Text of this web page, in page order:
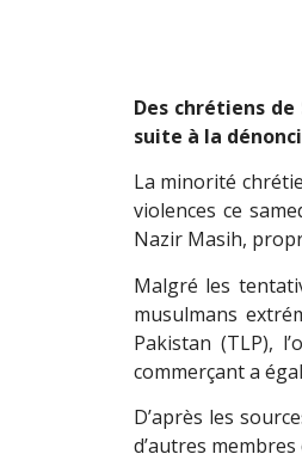
Des chrétiens
suite à la
La minorité
violences ce
Nazir Masih,
Malgré les
musulmans
Pakistan (TLP),
commerçant a
D’après les
d’autres